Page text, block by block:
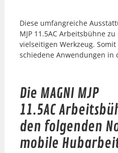
Diese umfan­gre­iche
MJP 11.5AC Arbeits­bühne
viel­seit­i­gen Werkzeug.
schiedene Anwen­dun­gen in
Die MAGNI MJP
11.5AC
den folgenden
mobile